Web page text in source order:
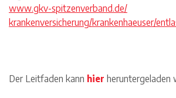
www.gkv-spitzenverband.de/
krankenversicherung/krankenhaeuser/
Der Leitfaden kann hier heruntergeladen